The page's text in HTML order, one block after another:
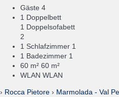
Gäste 4
1 Doppelbett
1 Doppelsofabett
2
1 Schlafzimmer 1
1 Badezimmer 1
60 m² 60 m²
WLAN WLAN
› Rocca Pietore › Marmolada - Val